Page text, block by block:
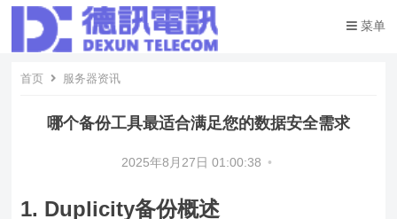
菜单
首页 服务器资讯
哪个备份工具最适合满足您的数据安全需求
2025年8月27日 01:00:38 •
1. Duplicity备份概述